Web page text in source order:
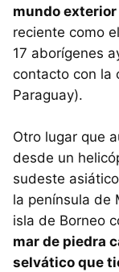
mundo exterior
reciente como
17 aborígenes
contacto con la
Paraguay).
Otro lugar que
desde un
sudeste
la península de
isla de Borneo
mar de piedra
selvático que